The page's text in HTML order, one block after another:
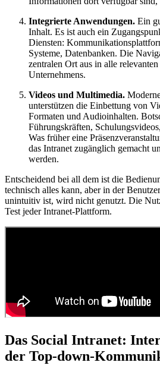
Integrierte Anwendungen. Ein
Inhalt. Es ist auch ein
Diensten:
Systeme, Datenbanken. Die
zentralen Ort aus in alle
Unternehmens.
Videos und Multimedia.
unterstützen die Einbettung von
Formaten und Audioinhalten.
Führungskräften,
Was früher eine
das Intranet zugänglich gemacht
werden.
Entscheidend bei all dem ist die
technisch alles kann, aber in der
unintuitiv ist, wird nicht genutzt. Die
Test jeder Intranet-Plattform.
Das Social Intranet:
der Top-down-